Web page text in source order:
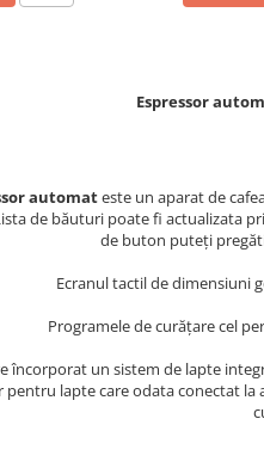
Espressor
automateste un aparat de
de băuturi poate fi actualizata
de buton puteți
Ecranul tactil de dimensiuni
Programele de curățare cel
încorporat un sistem de lapte
lapte care odata conectat